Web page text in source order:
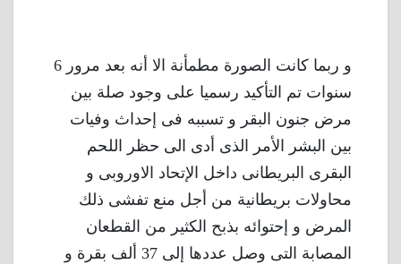
و ربما كانت الصورة مطمأنة الا أنه بعد مرور 6
سنوات تم التأكيد رسميا على وجود صلة بين
مرض جنون البقر و تسببه فى إحداث وفيات
بين البشر الأمر الذى أدى الى حظر اللحم
البقرى البريطانى داخل الإتحاد الاوروبى و
محاولات بريطانية من أجل منع تفشى ذلك
المرض و إحتوائه بذبح الكثير من القطعان
المصابة التى وصل عددها إلى 37 ألف بقرة و